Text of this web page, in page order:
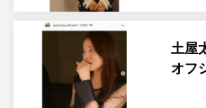
撮りです もっと制服の太鳳
制服いけますね！！」「セ
などのコメントが寄せられて
土屋太鳳公式Instagram：
土屋
オフ